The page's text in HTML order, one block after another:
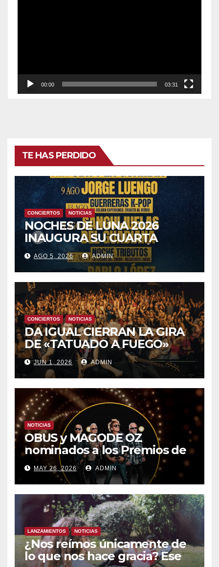
00:00 03:31
TE HAS PERDIDO
CONCIERTOS NOTICIAS
NOCHES DE LUNA 2026
INAUGURA SU CUARTA
TEMPORADA ESTE SÁBADO
8 CON OBK Y LA GUARDIA
AGO 5, 2026 ADMIN
CONCIERTOS NOTICIAS
DA IGUAL CIERRAN LA GIRA
DE «TATUADO A FUEGO»
CON UN LLENO EN LA SALA
DEL MOVISTAR ARENA DE
MADRID
JUN 1, 2026 ADMIN
NOTICIAS
OBUS y MAGODE OZ
nominados a los Premios de
la Academia de la Música de
España- Esta noche en La 2
MAY 26, 2026 ADMIN
LANZAMIENTOS NOTICIAS
¿Nos reímos únicamente de
lo que nos hace gracia? Ese